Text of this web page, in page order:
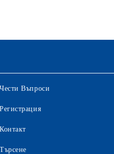
Чести Въпроси
Регистрация
Контакт
Търсене